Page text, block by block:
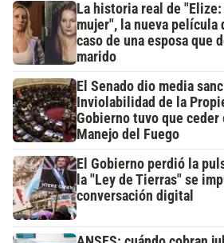
La historia real de
mujer", la nueva película
caso de una esposa que
marido
El Senado dio media
Inviolabilidad de la
Gobierno tuvo que ceder
Manejo del Fuego
El Gobierno perdió la
la "Ley de Tierras" se
conversación digital